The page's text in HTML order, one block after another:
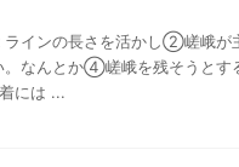
ラインの長さを活かし②嵯峨が
なんとか④嵯峨を残そうと
には ...